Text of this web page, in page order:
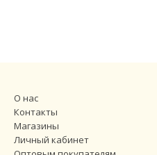
О нас
Контакты
Магазины
Личный кабинет